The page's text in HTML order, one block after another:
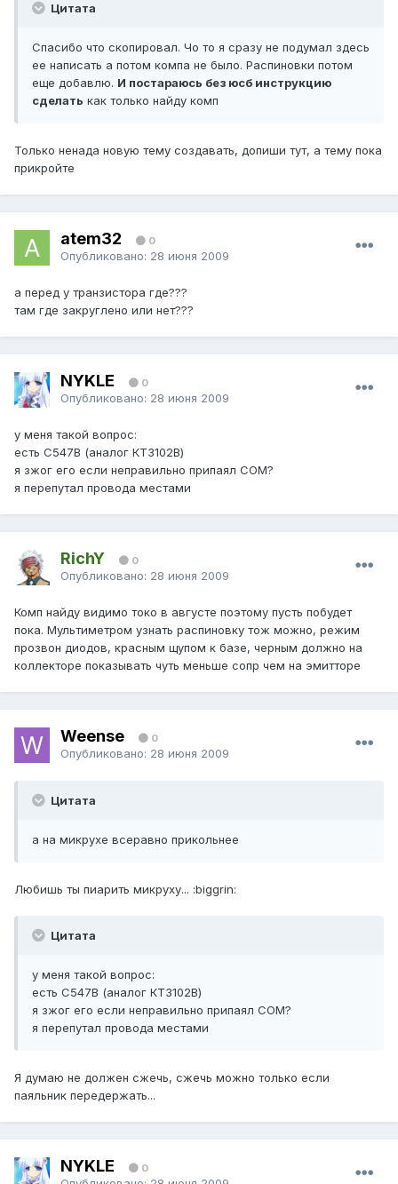
Цитата
Спасибо что скопировал. Чо то я сразу не подумал здесь
ее написать а потом компа не было. Распиновки потом
еще добавлю. И постараюсь без юсб инструкцию
сделать как только найду комп
Только ненада новую тему создавать, допиши тут, а тему пока
прикройте
atem32 0
Опубликовано: 28 июня 2009
а перед у транзистора где???
там где закруглено или нет???
NYKLE 0
Опубликовано: 28 июня 2009
у меня такой вопрос:
есть C547B (аналог КТ3102В)
я зжог его если неправильно припаял COM?
я перепутал провода местами
RichY 0
Опубликовано: 28 июня 2009
Комп найду видимо токо в августе поэтому пусть побудет
пока. Мультиметром узнать распиновку тож можно, режим
прозвон диодов, красным щупом к базе, черным должно на
коллекторе показывать чуть меньше сопр чем на эмитторе
Weense 0
Опубликовано: 28 июня 2009
Цитата
а на микрухе всеравно прикольнее
Любишь ты пиарить микруху... :biggrin:
Цитата
у меня такой вопрос:
есть C547B (аналог КТ3102В)
я зжог его если неправильно припаял COM?
я перепутал провода местами
Я думаю не должен сжечь, сжечь можно только если
паяльник передержать...
NYKLE 0